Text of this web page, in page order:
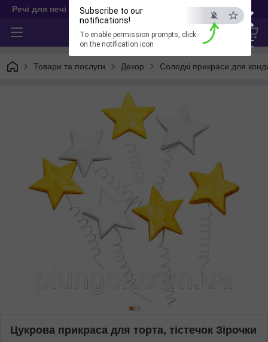
×
ESC
Subscribe to our
notifications!
To enable permission prompts, click
on the notification icon
Речі для печі
Товари та послуги Декор Солодкі прикраси для
Цукрова прикраса для торта, тістечок Зірочки